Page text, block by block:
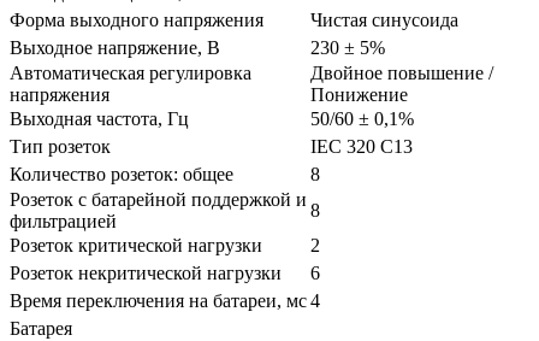
Форма выходного напряжения
Чистая синусоида
Выходное напряжение, В
230 ± 5%
Автоматическая регулировка
напряжения
Двойное повышение /
Понижение
Выходная частота, Гц
50/60 ± 0,1%
Тип розеток
IEC 320 C13
Количество розеток: общее
8
Розеток с батарейной поддержкой и
фильтрацией
8
Розеток критической нагрузки
2
Розеток некритической нагрузки
6
Время переключения на батареи, мс4
Батарея